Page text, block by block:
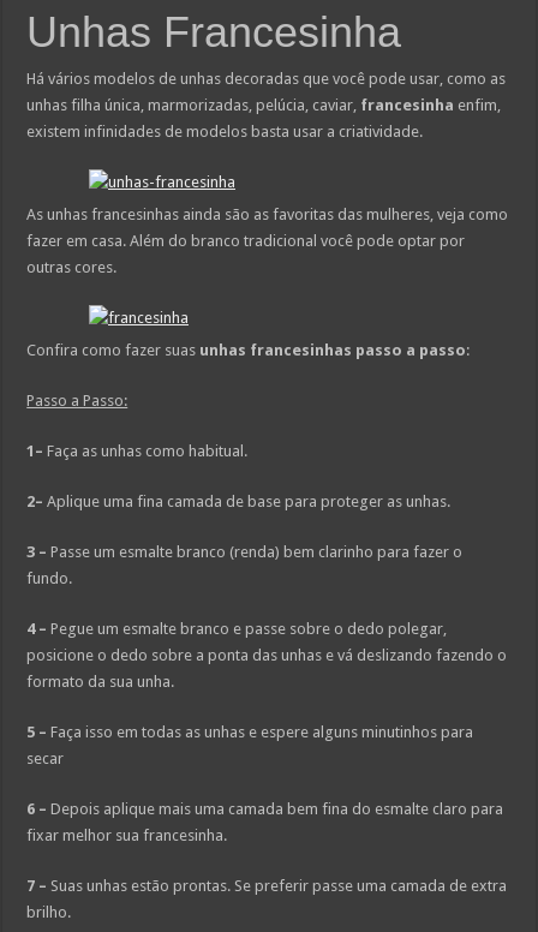
Unhas Francesinha
Há vários modelos de unhas decoradas que você pode usar, como as
unhas filha única, marmorizadas, pelúcia, caviar, francesinha enfim,
existem infinidades de modelos basta usar a criatividade.
As unhas francesinhas ainda são as favoritas das mulheres, veja como
fazer em casa. Além do branco tradicional você pode optar por
outras cores.
Confira como fazer suas unhas francesinhas passo a passo:
Passo a Passo:
1– Faça as unhas como habitual.
2– Aplique uma fina camada de base para proteger as unhas.
3 – Passe um esmalte branco (renda) bem clarinho para fazer o
fundo.
4 – Pegue um esmalte branco e passe sobre o dedo polegar,
posicione o dedo sobre a ponta das unhas e vá deslizando fazendo o
formato da sua unha.
5 – Faça isso em todas as unhas e espere alguns minutinhos para
secar
6 – Depois aplique mais uma camada bem fina do esmalte claro para
fixar melhor sua francesinha.
7 – Suas unhas estão prontas. Se preferir passe uma camada de extra
brilho.